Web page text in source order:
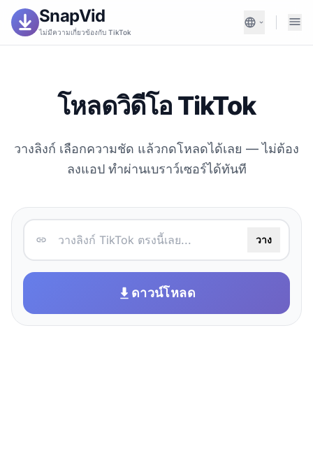
SnapVid
ไม่มีความเกี่ยวข้องกับ TikTok
โหลดวิดีโอ TikTok
วางลิงก์ เลือกความชัด แล้วกดโหลดได้เลย — ไม่ต้อง
ลงแอป ทำผ่านเบราว์เซอร์ได้ทันที
วาง
ดาวน์โหลด